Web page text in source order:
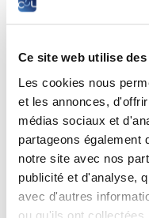
Ce site web utilise
Les cookies nous
et les annonces,
médias sociaux et
partageons également
notre site avec nos
publicité et d'analyse,
avec d'autres
ou qu'ils ont
modifier la liste
Tri/Filtres :
trier la liste de
chronologique,
filtrer la liste de
plusieurs critères.
Lettre type :
créer une fusion
utiliser les